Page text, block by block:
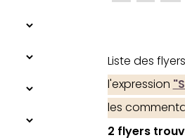
Liste des
l'expression
les
2 flyers